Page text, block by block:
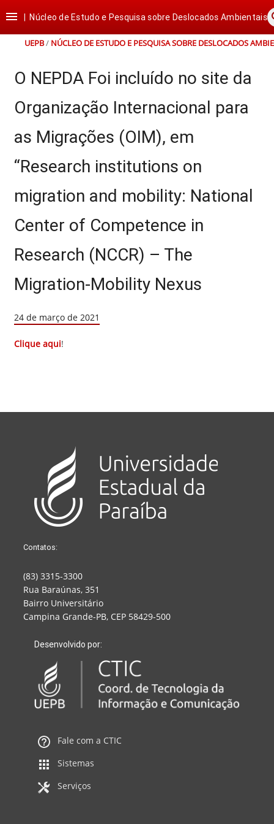
para
conteúdo
para
para
para
rodapé
 Núcleo de Estudo e Pesquisa sobre Deslocados Ambientais
UEPB/ NÚCLEO DE ESTUDO E PESQUISA SOBRE DESLOCADOS
O NEPDA Foi incluído no site da
Organização Internacional para
as Migrações (OIM), em
“Research institutions on
migration and mobility: National
Center of Competence in
Research (NCCR) – The
Migration-Mobility Nexus
24 de março de 2021
Clique aqui!
Contatos:
(83) 3315-3300
Rua Baraúnas, 351
Bairro Universitário
Campina Grande-PB, CEP 58429-500
Desenvolvido por:
Fale com a CTIC
Sistemas
Serviços